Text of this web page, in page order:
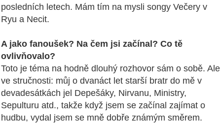
posledních letech. Mám tím na mysli songy Večery v
Ryu a Necit.
A jako fanoušek? Na čem jsi začínal? Co tě
ovlivňovalo?
Toto je téma na hodně dlouhý rozhovor sám o sobě. Ale
ve stručnosti: můj o dvanáct let starší bratr do mě v
devadesátkách jel Depešáky, Nirvanu, Ministry,
Sepulturu atd., takže když jsem se začínal zajímat o
hudbu, vydal jsem se mně dobře známým směrem.